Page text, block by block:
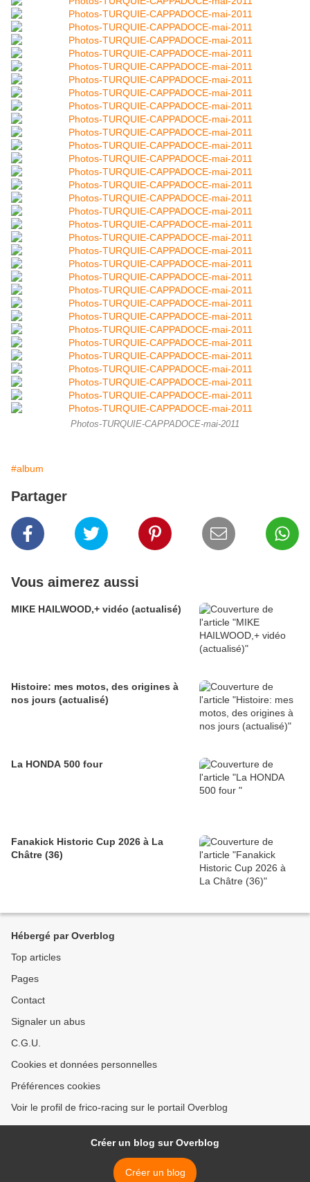
Photos-TURQUIE-CAPPADOCE-mai-2011
#album
Partager
Vous aimerez aussi
MIKE HAILWOOD,+ vidéo (actualisé)
Histoire: mes motos, des origines à
nos jours (actualisé)
La HONDA 500 four
Fanakick Historic Cup 2026 à La
Châtre (36)
Hébergé par Overblog
Top articles
Pages
Contact
Signaler un abus
C.G.U.
Cookies et données personnelles
Préférences cookies
Voir le profil de frico-racing sur le portail Overblog
Créer un blog sur Overblog
Créer un blog